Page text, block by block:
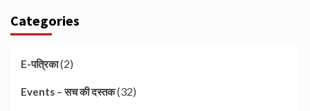
Categories
E-पत्रिका(2)
Events – सच की दस्तक(32)